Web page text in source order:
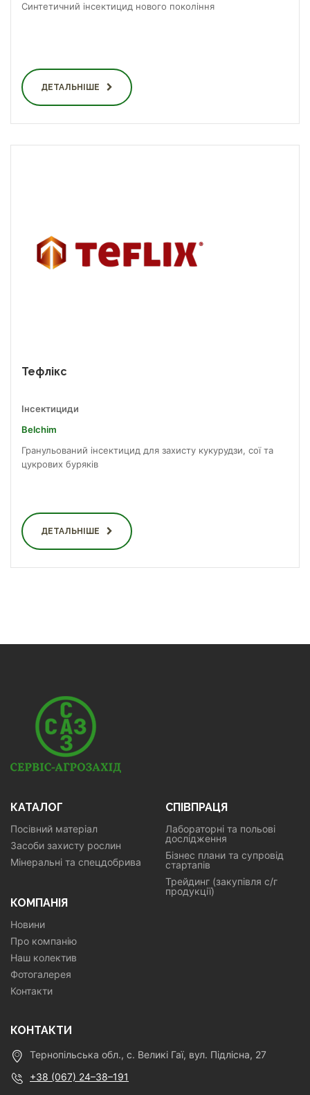
Синтетичний інсектицид нового покоління
ДЕТАЛЬНІШЕ
Тефлікс
Інсектициди
Belchim
Гранульований інсектицид для захисту кукурудзи, сої та
цукрових буряків
ДЕТАЛЬНІШЕ
КАТАЛОГ
Посівний матеріал
Засоби захисту рослин
Мінеральні та спецдобрива
СПІВПРАЦЯ
Лабораторні та польові
дослідження
Бізнес плани та супровід
стартапів
Трейдинг (закупівля с/г
продукції)
КОМПАНІЯ
Новини
Про компанію
Наш колектив
Фотогалерея
Контакти
КОНТАКТИ
Тернопільська обл., с. Великі Гаї, вул. Підлісна, 27
+38 (067) 24–38–191